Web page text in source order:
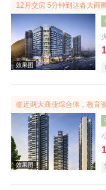
12月交房 5分钟到达各大商
临近两大商业综合体，教育